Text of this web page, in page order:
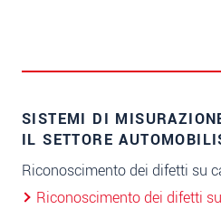
SISTEMI DI
IL SETTORE
Riconoscimento dei difetti su
Riconoscimento dei difetti